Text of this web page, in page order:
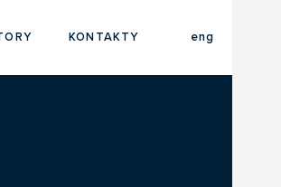
KONTAKTY cze
eng